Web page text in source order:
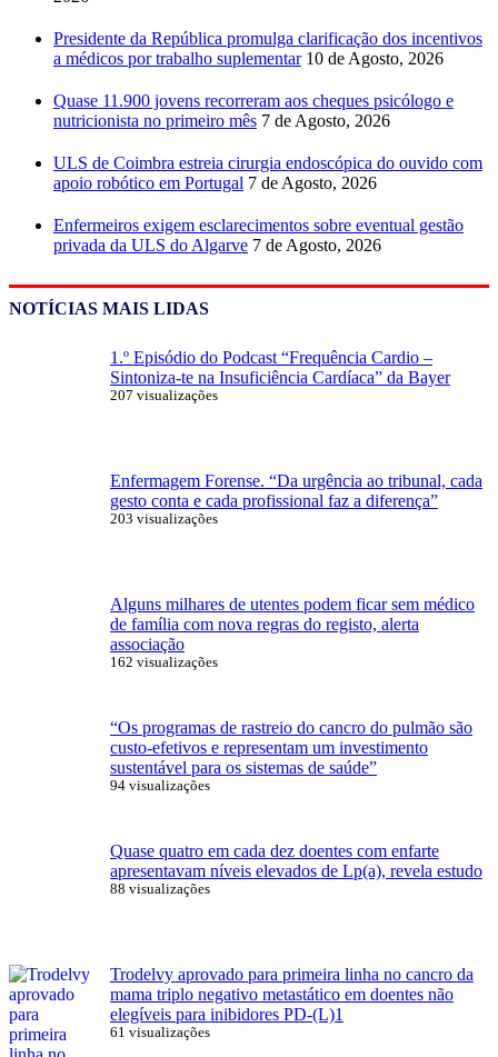
Presidente da República promulga clarificação dos incentivos
a médicos por trabalho suplementar 10 de Agosto, 2026
Quase 11.900 jovens recorreram aos cheques psicólogo e
nutricionista no primeiro mês 7 de Agosto, 2026
ULS de Coimbra estreia cirurgia endoscópica do ouvido com
apoio robótico em Portugal 7 de Agosto, 2026
Enfermeiros exigem esclarecimentos sobre eventual gestão
privada da ULS do Algarve 7 de Agosto, 2026
NOTÍCIAS MAIS LIDAS
1.º Episódio do Podcast “Frequência Cardio –
Sintoniza-te na Insuficiência Cardíaca” da Bayer
207 visualizações
Enfermagem Forense. “Da urgência ao tribunal, cada
gesto conta e cada profissional faz a diferença”
203 visualizações
Alguns milhares de utentes podem ficar sem médico
de família com nova regras do registo, alerta
associação
162 visualizações
“Os programas de rastreio do cancro do pulmão são
custo-efetivos e representam um investimento
sustentável para os sistemas de saúde”
94 visualizações
Quase quatro em cada dez doentes com enfarte
apresentavam níveis elevados de Lp(a), revela estudo
88 visualizações
Trodelvy aprovado para primeira linha no cancro da
mama triplo negativo metastático em doentes não
elegíveis para inibidores PD-(L)1
61 visualizações